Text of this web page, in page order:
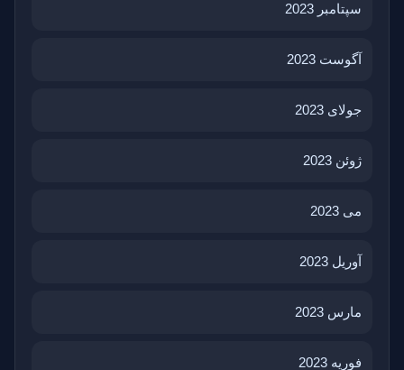
سپتامبر 2023
آگوست 2023
جولای 2023
ژوئن 2023
می 2023
آوریل 2023
مارس 2023
فوریه 2023